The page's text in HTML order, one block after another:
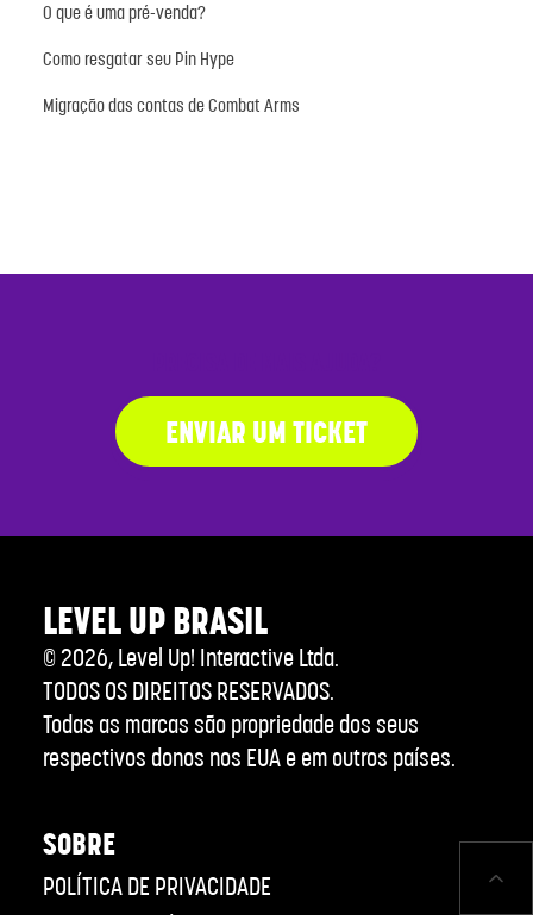
O que é uma pré-venda?
Como resgatar seu Pin Hype
Migração das contas de Combat Arms
ENVIAR UM TICKET
LEVEL UP BRASIL
© 2026, Level Up! Interactive Ltda.
TODOS OS DIREITOS RESERVADOS.
Todas as marcas são propriedade dos seus
respectivos donos nos EUA e em outros países.
SOBRE
POLÍTICA DE PRIVACIDADE